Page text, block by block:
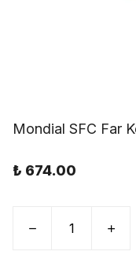
Mondial SFC Far
₺ 674.00